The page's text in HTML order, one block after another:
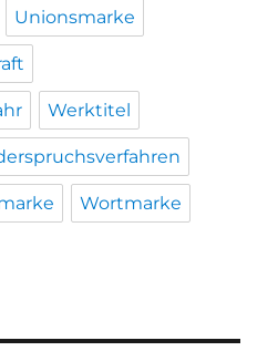
Unionsmarke
Werktitel
Wortmarke